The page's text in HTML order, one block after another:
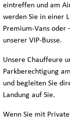
eintreffen und am
werden Sie in einer
Premium-Vans oder
unserer VIP-Busse.
Unsere Chauffeure
Parkberechtigung
und begleiten Sie
Landung auf Sie.
Wenn Sie mit